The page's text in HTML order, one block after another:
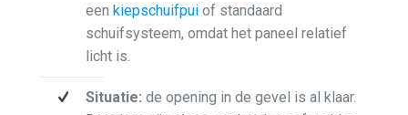
eenkiepschuifpui of standaard
schuifsysteem, omdat het paneel relatief
licht is.
Situatie: de opening in de gevel is al klaar.